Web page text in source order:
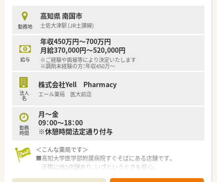
現場の声を反映しやすい風通しの良い組織です。
【勤務実態について】
■営業時間は平日が17時30分まで、土曜日は12時30分までとな
っており、無理のない勤務が可能です。
■完全週休2日制をベースに年間休日120日を確保しており、仕
事とプライベートの充実を両立できます。
ことがないようしっかり管理されています。
【職場環境と雰囲気】
務に取り組める快適な空間が広がっています。
■最新のレセコンや調剤機器、ピッキングサポートシステムなど
を導入し、業務の効率化を図っています。
て働き続けられる居心地の良い職場環境です。
勤務地
高知県 南国市
土佐大津駅 (JR土讃線)
給与
年収450万円～700万円
月給370,000円～520,000円
※ご経験や面接等により決定いたします
※調剤未経験の方：年収450万～
法人
名
株式会社Yell Pharmacy
エール薬局 医大前店
勤務
時間
月～金
09：00～18：00
※休憩時間法定通り付与
＜こんな薬局です＞
■高知大学医学部附属病院すぐそばにある店舗です。
近隣に他2店舗あり、いざというときも安心。